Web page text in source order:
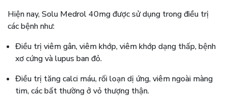
Hiện nay, Solu Medrol 40mg được sử dụng trong điều trị
các bệnh như:
Điều trị viêm gân, viêm khớp, viêm khớp dạng thấp, bệnh
xơ cứng và lupus ban đỏ.
Điều trị tăng calci máu, rối loạn dị ứng, viêm ngoài màng
tim, các bất thường ở vỏ thượng thận.